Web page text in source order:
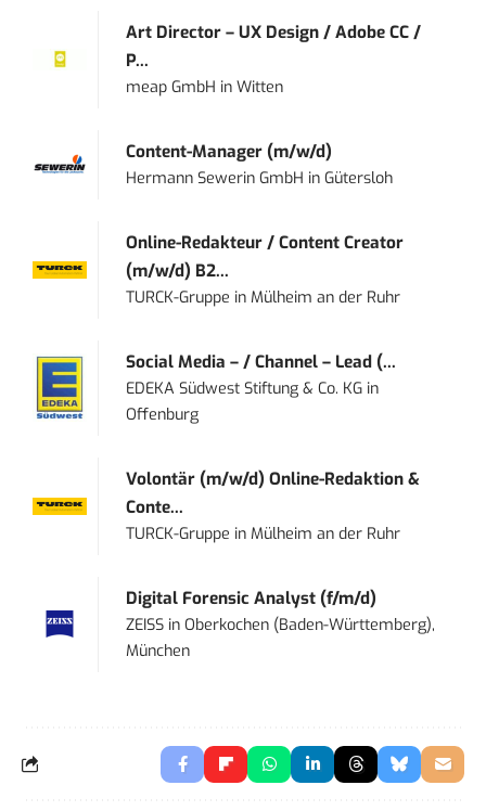
Art Director – UX Design / Adobe CC /
P...
meap GmbH inWitten
Content-Manager (m/w/d)
Hermann Sewerin GmbH inGütersloh
Online-Redakteur / Content Creator
(m/w/d) B2...
TURCK-Gruppe inMülheim an der Ruhr
Social Media – / Channel – Lead (...
EDEKA Südwest Stiftung & Co. KG in
Offenburg
Volontär (m/w/d) Online-Redaktion &
Conte...
TURCK-Gruppe inMülheim an der Ruhr
Digital Forensic Analyst (f/m/d)
ZEISS inOberkochen (Baden-Württemberg),
München